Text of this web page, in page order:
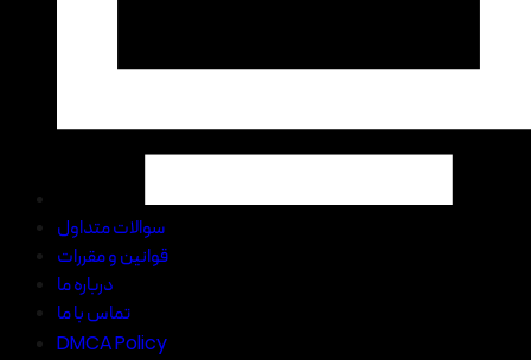
سوالات متداول
قوانین و مقررات
درباره ما
تماس با ما
DMCA Policy